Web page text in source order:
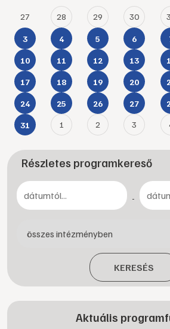
27 28 29 30
3 4 5 6
10 11 12 13
17 18 19 20
24 25 26 27
31 1 2 3
Részletes programkereső
-
KERESÉS
Aktuális